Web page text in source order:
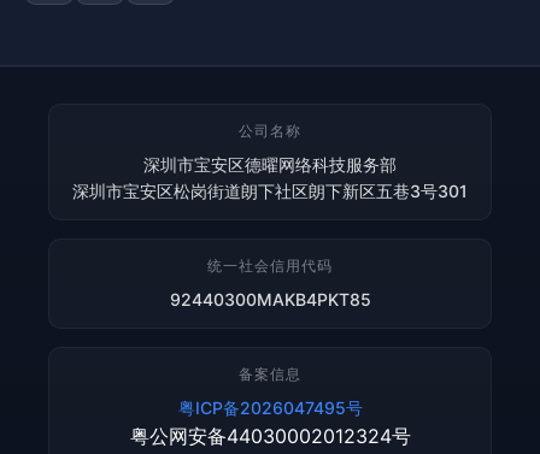
公司名称
深圳市宝安区德曜网络科技服务部
深圳市宝安区松岗街道朗下社区朗下新区五巷3号301
统一社会信用代码
92440300MAKB4PKT85
备案信息
粤ICP备2026047495号
粤公网安备44030002012324号